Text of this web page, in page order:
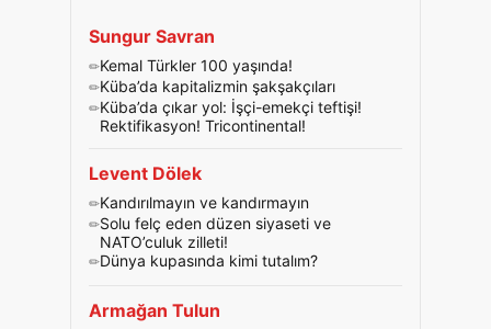
Sungur Savran
Kemal Türkler 100 yaşında!
Küba’da kapitalizmin şakşakçıları
Küba’da çıkar yol: İşçi-emekçi teftişi!
Rektifikasyon! Tricontinental!
Levent Dölek
Kandırılmayın ve kandırmayın
Solu felç eden düzen siyaseti ve
NATO’culuk zilleti!
Dünya kupasında kimi tutalım?
Armağan Tulun